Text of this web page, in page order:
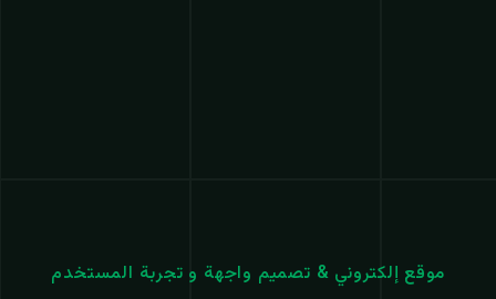
موقع إلكتروني & تصميم واجهة و تجربة المستخدم